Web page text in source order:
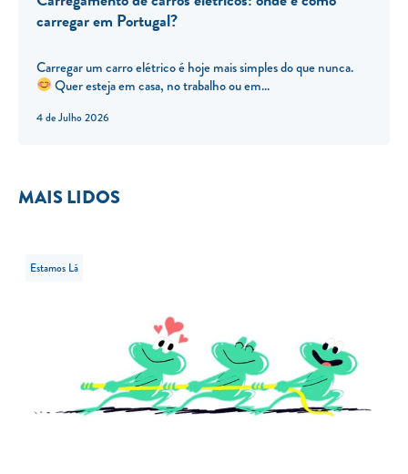
4 de Julho 2026
carregar em Portugal?
Carregar um carro elétrico é hoje mais simples do que nunca.
Quer esteja em casa, no trabalho ou em...
MAIS LIDOS
Estamos Lá